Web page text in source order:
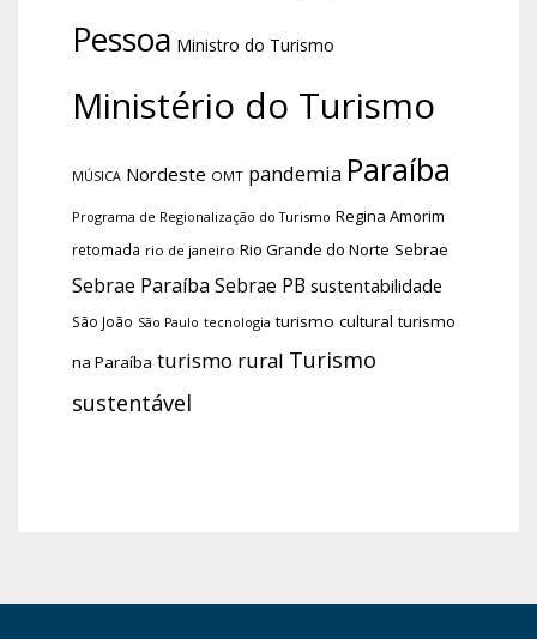
Pessoa Ministro do Turismo
Ministério do Turismo
MÚSICA Nordeste OMT pandemia Paraíba
Programa de Regionalização do Turismo Regina Amorim
retomada rio de janeiro Rio Grande do Norte Sebrae
Sebrae Paraíba Sebrae PB sustentabilidade
São João São Paulo tecnologia turismo cultural turismo
na Paraíba turismo rural Turismo
sustentável